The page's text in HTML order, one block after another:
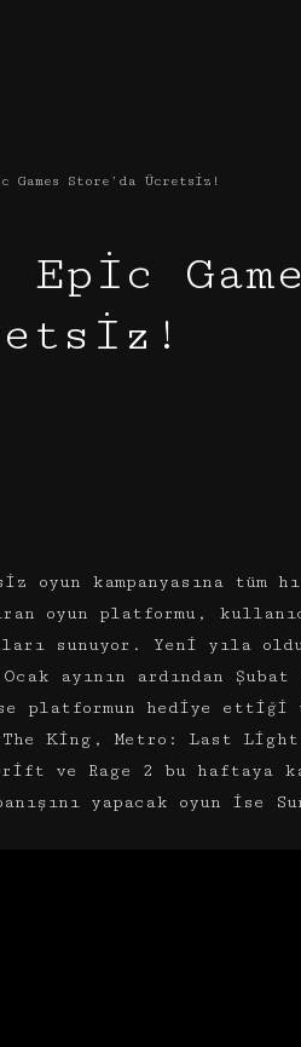
Games Store’da Ücretsiz!
kampanyasına tüm
oyun platformu,
sunuyor. Yeni yıla
ayının ardından Şubat
platformun hediye ettiği
King, Metro: Last Light
ve Rage 2 bu haftaya
yapacak oyun ise